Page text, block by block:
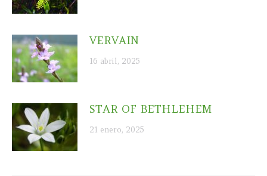
VERVAIN
16 abril, 2025
STAR OF BETHLEHEM
21 enero, 2025